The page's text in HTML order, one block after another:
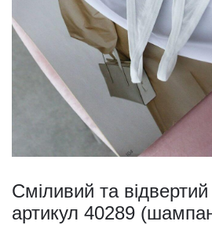
Сміливий та відвертий
артикул 40289